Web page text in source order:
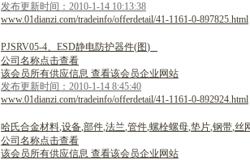
发布更新时间：2010-1-14 10:13:38
www.01dianzi.com/tradeinfo/offerdetail/41-1161-0-897825.html
PJSRV05-4、 ESD静电防护器件(图)
公司名称点击查看
该会员所有供应信息 查看该会员企业网站
发布更新时间：2010-1-14 8:45:40
www.01dianzi.com/tradeinfo/offerdetail/41-1161-0-892924.html
哈氏合金材料,设备,部件,法兰,管件,螺栓螺母,垫片,钢带,丝
公司名称点击查看
该会员所有供应信息 查看该会员企业网站